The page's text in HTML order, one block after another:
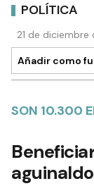
POLÍTICA
21 de
Añadir como
SON 10.300